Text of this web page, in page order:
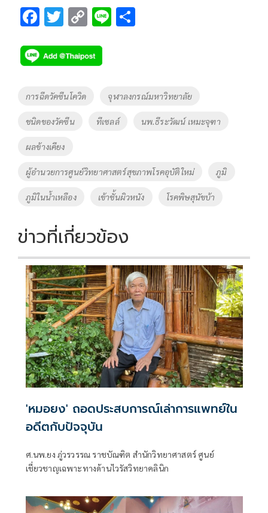
F
e
b
o
k
T
tt
er
C
p
y
n
k
Li
Tags
การฉีดวัคซีนโควิด จุฬาลงกรณ์มหาวิทยาลัย
ชนิดของวัคซีน ทีเซลล์ นพ.ธีระวัฒน์ เหมะจุฑา
ผลข้างเคียง
ผู้อำนวยการศูนย์วิทยาศาสตร์สุขภาพโรคอุบัติใหม่ ภูมิ
ภูมิในน้ำเหลือง เข้าชั้นผิวหนัง โรคพิษสุนัขบ้า
ข่าวที่เกี่ยวข้อง
'หมอยง' ถอดประสบการณ์เล่าการแพทย์ใน
อดีตกับปัจจุบัน
ศ.นพ.ยง ภู่วรวรรณ ราชบัณฑิต สำนักวิทยาศาสตร์ ศูนย์
เชี่ยวชาญเฉพาะทางด้านไวรัสวิทยาคลินิก